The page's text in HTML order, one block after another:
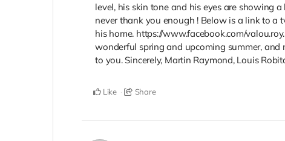
level, his skin tone and his eyes are showing
never thank you enough ! Below is a link to a
his home. https://www.facebook.com/
wonderful spring and upcoming summer,
to you. Sincerely, Martin Raymond, Louis
Like Share